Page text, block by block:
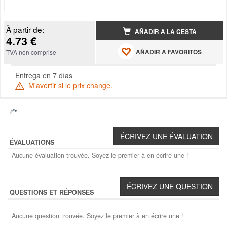
À partir de:
4.73 €
TVA non comprise
AÑADIR A LA CESTA
AÑADIR A FAVORITOS
Entrega en 7 días
M'avertir si le prix change.
ÉVALUATIONS
Aucune évaluation trouvée. Soyez le premier à en écrire une !
QUESTIONS ET RÉPONSES
Aucune question trouvée. Soyez le premier à en écrire une !